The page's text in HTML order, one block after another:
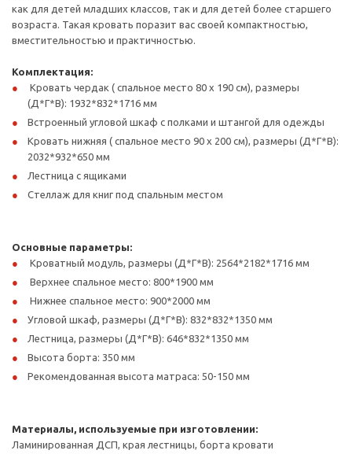
как для детей младших классов, так и для детей более старшего
возраста. Такая кровать поразит вас своей компактностью,
вместительностью и практичностью.
Комплектация:
Кровать чердак ( спальное место 80 х 190 см), размеры
(Д*Г*В): 1932*832*1716 мм
Встроенный угловой шкаф с полками и штангой для одежды
Кровать нижняя ( спальное место 90 х 200 см), размеры (Д*Г*В):
2032*932*650 мм
Лестница с ящиками
Стеллаж для книг под спальным местом
Основные параметры:
Кроватный модуль, размеры (Д*Г*В): 2564*2182*1716 мм
Верхнее спальное место: 800*1900 мм
Нижнее спальное место: 900*2000 мм
Угловой шкаф, размеры (Д*Г*В): 832*832*1350 мм
Лестница, размеры (Д*Г*В): 646*832*1350 мм
Высота борта: 350 мм
Рекомендованная высота матраса: 50-150 мм
Материалы, используемые при изготовлении:
Ламинированная ДСП, края лестницы, борта кровати